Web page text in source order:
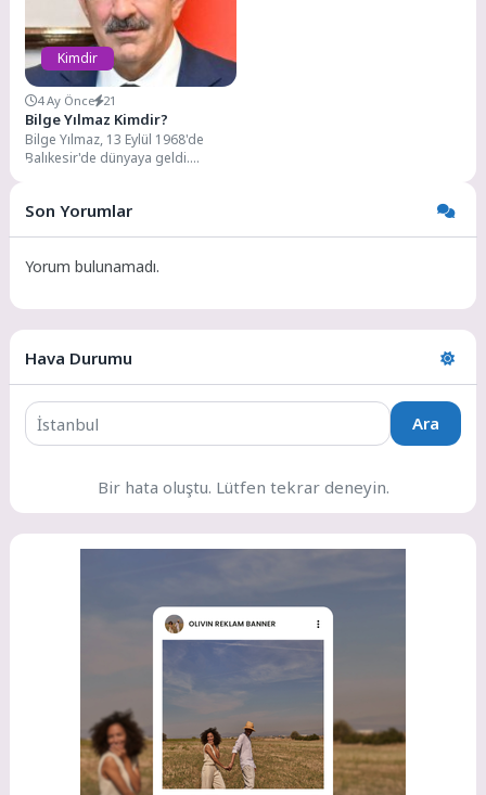
Kimdir
4 Ay Önce 21
Bilge Yılmaz Kimdir?
Bilge Yılmaz, 13 Eylül 1968'de
Balıkesir'de dünyaya geldi.
Son Yorumlar
Yorum bulunamadı.
Hava Durumu
Ara
Bir hata oluştu. Lütfen tekrar deneyin.